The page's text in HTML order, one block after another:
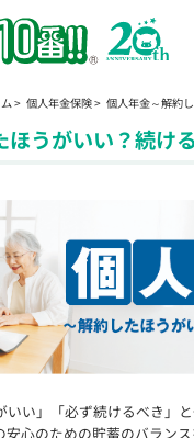
個人年金保険 個人年金～解約
うがいい？続け
い」「必ず続けるべき」
心のための貯蓄のバラン